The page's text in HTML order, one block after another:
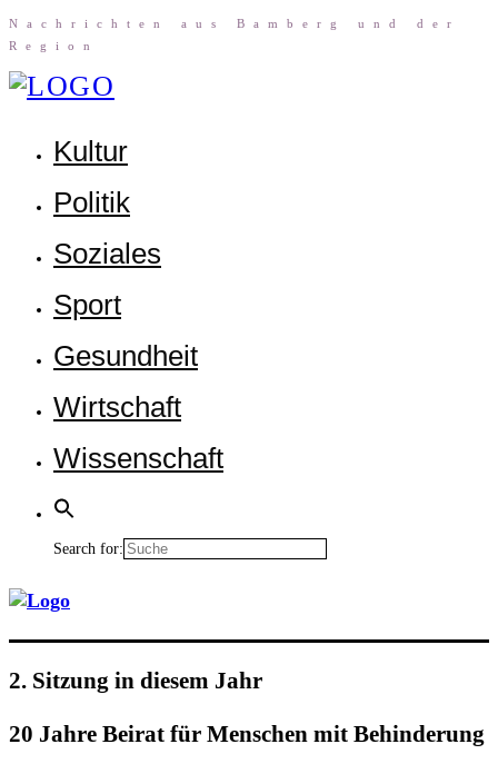
Nach­rich­ten aus Bam­berg und der
Region
Kul­tur
Poli­tik
Sozia­les
Sport
Gesund­heit
Wirt­schaft
Wis­sen­schaft
Search for:
2. Sit­zung in die­sem Jahr
20 Jah­re Bei­rat für Men­schen mit Behinderung